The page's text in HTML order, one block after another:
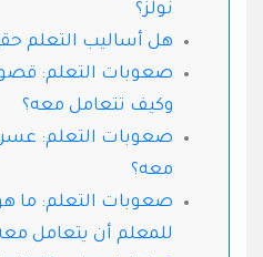
نولز؟
هل أساليب التعلم
صعوبات التعلم: قصور
وكيف تتعامل معه؟
صعوبات التعلم: عسر
معه؟
صعوبات التعلم: ما
للمعلم أن يتعامل